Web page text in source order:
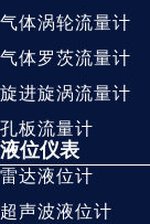
气体涡轮流量计
气体罗茨流量计
旋进旋涡流量计
孔板流量计
液位仪表
雷达液位计
超声波液位计